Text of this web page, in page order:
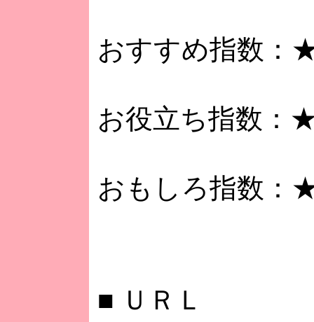
おすすめ指数
お役立ち指数
おもしろ指数
■ ＵＲＬ